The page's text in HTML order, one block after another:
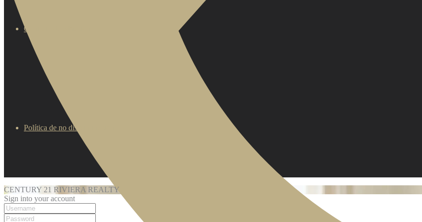
Contrato de adhesión
Política de no discriminación
CENTURY 21 RIVIERA REALTY
Sign into your account